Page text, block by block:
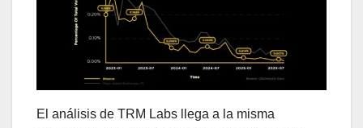
El análisis de TRM Labs llega a la misma